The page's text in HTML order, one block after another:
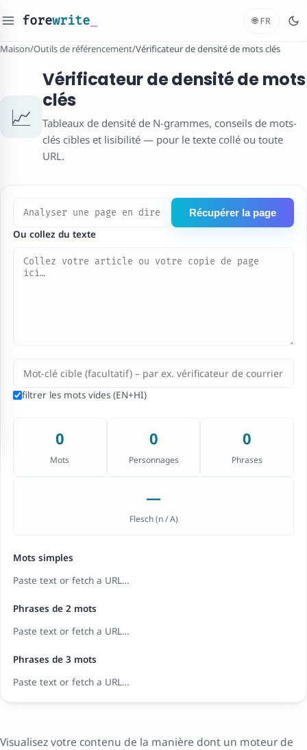
forewrite 🌐 FR
Maison/Outils de référencement/Vérificateur de densité de mots clés
📈
Vérificateur de densité de mots
clés
Tableaux de densité de N-grammes, conseils de mots-
clés cibles et lisibilité — pour le texte collé ou toute
URL.
Récupérer la page
Ou collez du texte
filtrer les mots vides (EN+HI)
0
Mots
0
Personnages
0
Phrases
—
Flesch (n / A)
Mots simples
Paste text or fetch a URL…
Phrases de 2 mots
Paste text or fetch a URL…
Phrases de 3 mots
Paste text or fetch a URL…
Visualisez votre contenu de la manière dont un moteur de